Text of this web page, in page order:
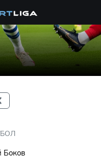
Боков